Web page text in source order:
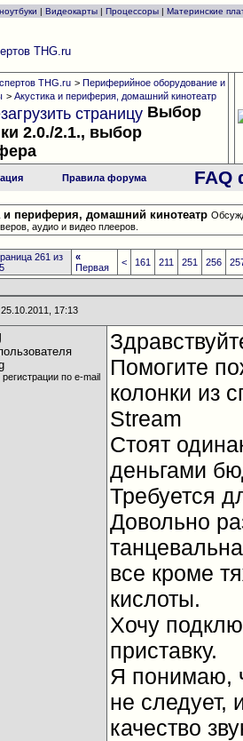
| Видеокарты | Процессоры | Материнские
THG.ru > Периферийное оборудование и
> Акустика и периферия, домашний кинотеатр
Выбор
2.0./2.1., выбор
Правила форума FAQ
и периферия, домашний кинотеатр
аудио и видео плееров.
261 из
«
Первая
< 161 211 251 256
17:13
по e-mail
Помогите
колонки из
Stream
Стоят
деньгами
Требуется
Довольно
все кроме
кислоты.
Хочу
приставку.
Я понимаю,
не следует,
качество